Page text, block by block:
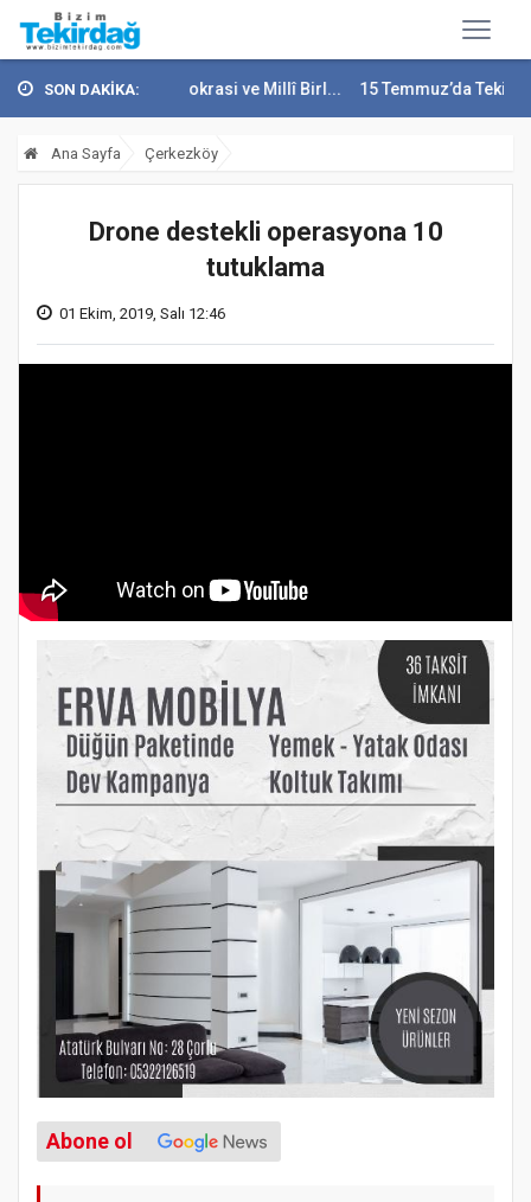
SON DAKİKA:
Temmuz Demokrasi ve Millî Birl... 15 Temmuz’da Tekirdağ’da
Ana Sayfa Çerkezköy
Drone destekli operasyona 10
tutuklama
01 Ekim, 2019, Salı 12:46
Abone ol